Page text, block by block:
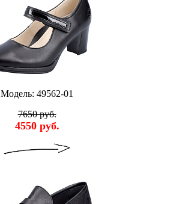
Модель: 49562-01
7650 руб.
4550 руб.